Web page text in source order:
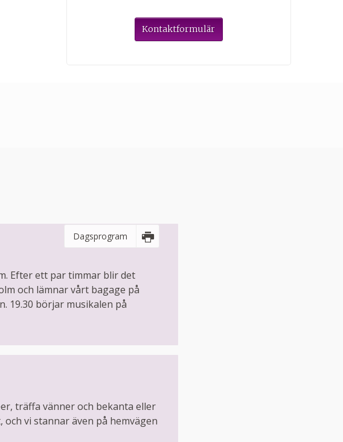
Kontaktformulär
Dagsprogram
Efter ett par timmar blir det
och lämnar vårt bagage på
19.30 börjar musikalen på
träffa vänner och bekanta eller
vi stannar även på hemvägen